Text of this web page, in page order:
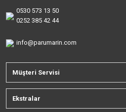
0530 573 13 50
0252 385 42 44
info@parumarin.com
Müşteri Servisi
Ekstralar